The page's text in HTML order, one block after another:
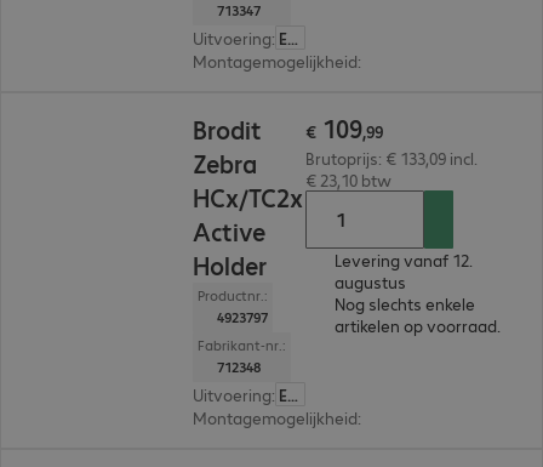
713347
Uitvoering: Europa
Montagemogelijkheid:
Brodit
Zebra
HCx/TC2x
Active
Holder
Productnr.:
4923797
Fabrikant-nr.:
712348
Uitvoering: Europa
Montagemogelijkheid:
€ 109,99
Brutoprijs: € 133,09 incl.
€ 23,10 btw
Levering vanaf 12.
augustus
Nog slechts enkele
artikelen op voorraad.